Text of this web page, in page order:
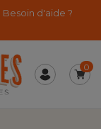
Besoin d'aide ?
0